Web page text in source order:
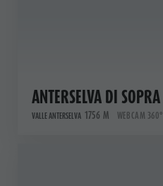
ANTERSELVA DI SOPRA
VALLE ANTERSELVA 1756 M WEBCAM 360°